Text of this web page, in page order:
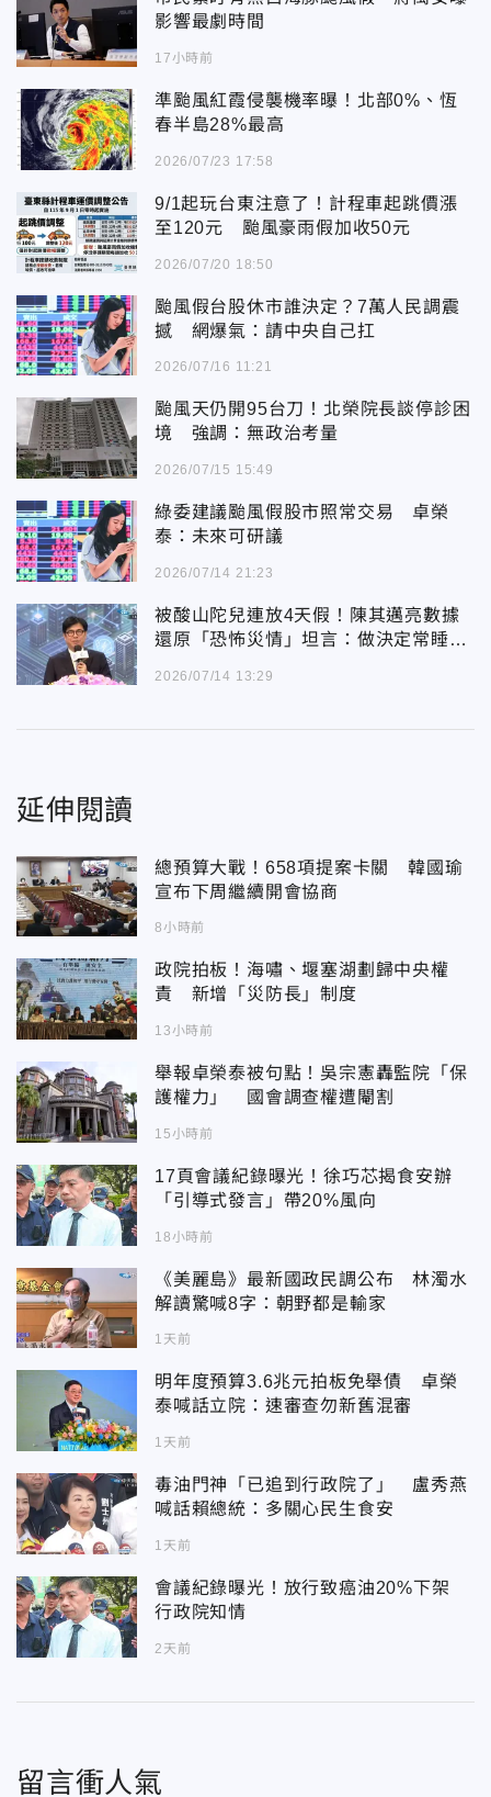
影響最劇時間
17小時前
準颱風紅霞侵襲機率曝！北部0%、恆
春半島28%最高
2026/07/23 17:58
9/1起玩台東注意了！計程車起跳價漲
至120元 颱風豪雨假加收50元
2026/07/20 18:50
颱風假台股休市誰決定？7萬人民調震
撼 網爆氣：請中央自己扛
2026/07/16 11:21
颱風天仍開95台刀！北榮院長談停診困
境 強調：無政治考量
2026/07/15 15:49
綠委建議颱風假股市照常交易 卓榮
泰：未來可研議
2026/07/14 21:23
被酸山陀兒連放4天假！陳其邁亮數據
還原「恐怖災情」坦言：做決定常睡不
2026/07/14 13:29
延伸閱讀
總預算大戰！658項提案卡關 韓國瑜
宣布下周繼續開會協商
8小時前
政院拍板！海嘯、堰塞湖劃歸中央權
責 新增「災防長」制度
13小時前
舉報卓榮泰被句點！吳宗憲轟監院「保
護權力」 國會調查權遭閹割
15小時前
17頁會議紀錄曝光！徐巧芯揭食安辦
「引導式發言」帶20%風向
18小時前
《美麗島》最新國政民調公布 林濁水
解讀驚喊8字：朝野都是輸家
1天前
明年度預算3.6兆元拍板免舉債 卓榮
泰喊話立院：速審查勿新舊混審
1天前
毒油門神「已追到行政院了」 盧秀燕
喊話賴總統：多關心民生食安
1天前
會議紀錄曝光！放行致癌油20%下架
行政院知情
2天前
留言衝人氣